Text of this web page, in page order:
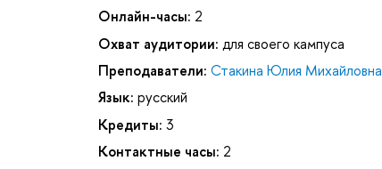
Онлайн-часы: 2
Охват аудитории: для своего кампуса
Преподаватели: Стакина Юлия Михайловна
Язык: русский
Кредиты: 3
Контактные часы: 2